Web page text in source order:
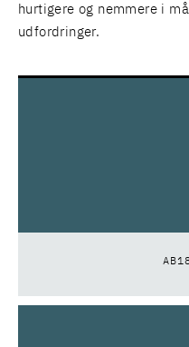
hurtigere og nemmere i
udfordringer.